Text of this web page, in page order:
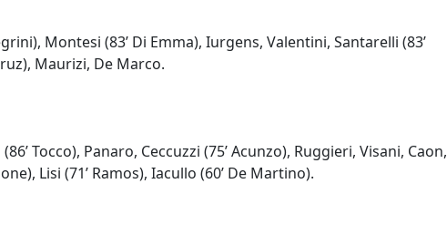
Montesi (83’ Di Emma), Iurgens, Valentini, Santarelli (83’
Maurizi, De Marco.
Tocco), Panaro, Ceccuzzi (75’ Acunzo), Ruggieri, Visani, Caon,
Lisi (71’ Ramos), Iacullo (60’ De Martino).